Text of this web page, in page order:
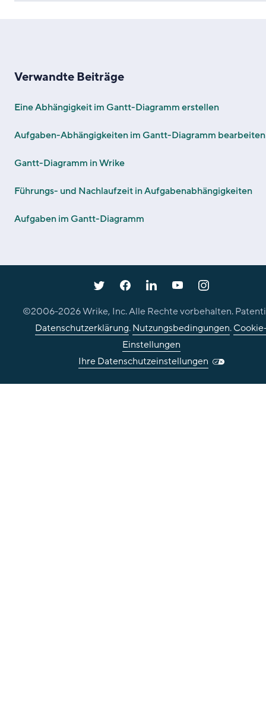
Verwandte Beiträge
Eine Abhängigkeit im Gantt-Diagramm erstellen
Aufgaben-Abhängigkeiten im Gantt-Diagramm bearbeiten
Gantt-Diagramm in Wrike
Führungs- und Nachlaufzeit in Aufgabenabhängigkeiten
Aufgaben im Gantt-Diagramm
©2006-2026Wrike, Inc. Alle Rechte vorbehalten.
Datenschutzerklärung.Nutzungsbedingungen.
Einstellungen
Ihre Datenschutzeinstellungen